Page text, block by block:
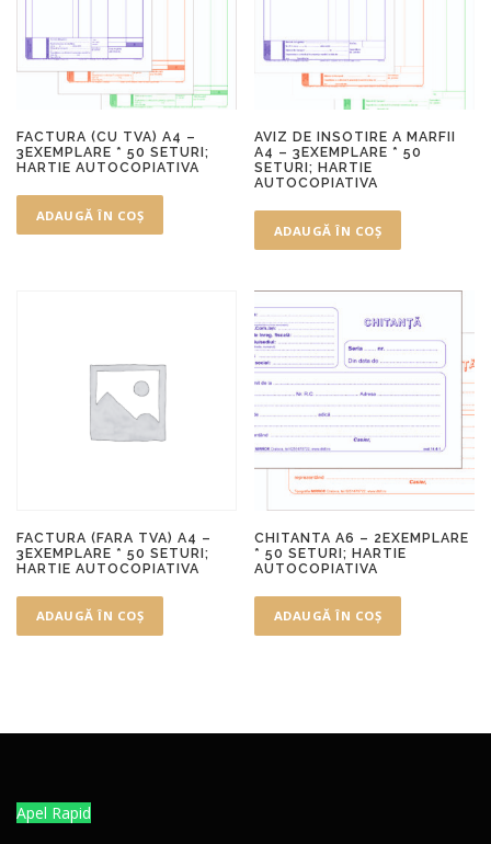
FACTURA (CU TVA) A4 –
3EXEMPLARE * 50 SETURI;
HARTIE AUTOCOPIATIVA
ADAUGĂ ÎN COȘ
AVIZ DE INSOTIRE A MARFII
A4 – 3EXEMPLARE * 50
SETURI; HARTIE
AUTOCOPIATIVA
ADAUGĂ ÎN COȘ
FACTURA (FARA TVA) A4 –
3EXEMPLARE * 50 SETURI;
HARTIE AUTOCOPIATIVA
ADAUGĂ ÎN COȘ
CHITANTA A6 – 2EXEMPLARE
* 50 SETURI; HARTIE
AUTOCOPIATIVA
ADAUGĂ ÎN COȘ
Apel Rapid